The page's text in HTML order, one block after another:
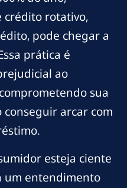
crédito rotativo,
pode chegar a
prática é
ao
sua
arcar com
esteja ciente
um entendimento